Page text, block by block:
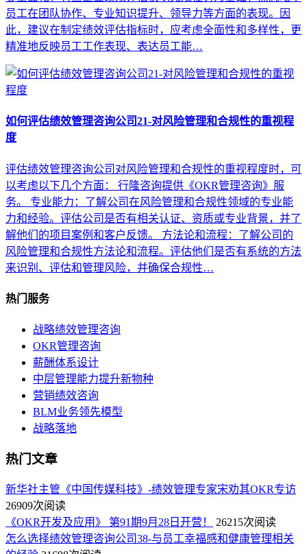
员工在团队协作、专业知识提升、领导力等方面的表现。因
此，建议在制定绩效评估指标时，应考虑全面性和多样性，更
精准地反映员工工作表现、表达员工能…
如何评估绩效管理咨询公司21-对风险管理和合规性的重视程
度
评估绩效管理咨询公司对风险管理和合规性的重视程度时，可
以考虑以下几个方面： 行隆咨询提供《OKR管理咨询》服
务。 专业能力：了解公司在风险管理和合规性领域的专业能
力和经验。评估公司是否有相关认证、资质或专业背景，并了
解他们的项目案例和客户反馈。 方法论和流程：了解公司的
风险管理和合规性方法论和流程。评估他们是否有系统的方法
来识别、评估和管理风险，并确保合规性…
热门服务
战略绩效管理咨询
OKR管理咨询
薪酬体系设计
中层管理能力提升新物种
营销绩效咨询
BLM业务领先模型
战略落地
热门文章
新华社主管《中国传媒科技》-绩效管理专家宋劝其OKR专访
26909次阅读
《OKR开发及应用》 第91期9月28日开营！
26215次阅读
怎么选择绩效管理咨询公司38-与员工幸福感和健康管理相关